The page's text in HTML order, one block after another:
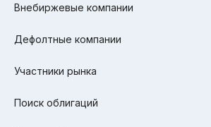
Внебиржевые компании
Дефолтные компании
Участники рынка
Поиск облигаций